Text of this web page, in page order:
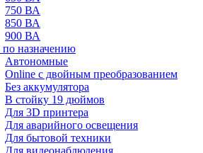
750 ВА
850 ВА
900 ВА
назначению
Автономные
Online с двойным преобразованием
Без аккумулятора
В стойку 19 дюймов
Для 3D принтера
Для аварийного освещения
Для бытовой техники
Для видеонаблюдения